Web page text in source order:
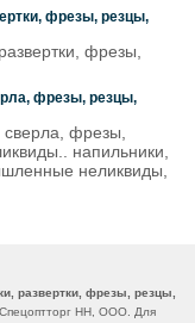
фрезы, резцы,
фрезы,
фрезы, резцы,
фрезы,
напильники,
неликвиды,
развертки, фрезы, резцы,
Спецоптторг НН, ООО. Для